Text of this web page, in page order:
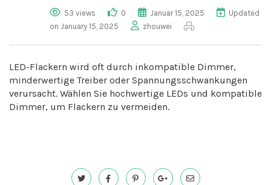
53 views 0 Januar 15, 2025
Updated
on January 15, 2025
zhouwei
LED-Flackern wird oft durch inkompatible Dimmer,
minderwertige Treiber oder Spannungsschwankungen
verursacht. Wählen Sie hochwertige LEDs und kompatible
Dimmer, um Flackern zu vermeiden.